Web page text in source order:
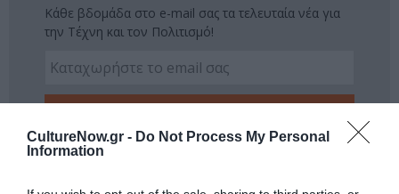
CultureNow.gr - Do Not Process My Personal
Information
Κάθε βδομάδα στο e-mail σας τα τελευταία νέα για
την Τέχνη και τον Πολιτισμό!
Ακολουθήστε το Culturenow.gr